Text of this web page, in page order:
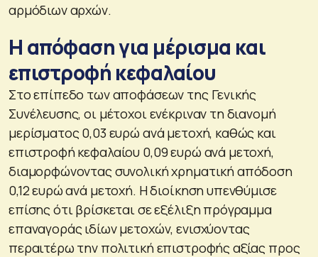
αρμόδιων αρχών.
Η απόφαση για μέρισμα και
επιστροφή κεφαλαίου
Στο επίπεδο των αποφάσεων της Γενικής
Συνέλευσης, οι μέτοχοι ενέκριναν τη διανομή
μερίσματος 0,03 ευρώ ανά μετοχή, καθώς και
επιστροφή κεφαλαίου 0,09 ευρώ ανά μετοχή,
διαμορφώνοντας συνολική χρηματική απόδοση
0,12 ευρώ ανά μετοχή. Η διοίκηση υπενθύμισε
επίσης ότι βρίσκεται σε εξέλιξη πρόγραμμα
επαναγοράς ιδίων μετοχών, ενισχύοντας
περαιτέρω την πολιτική επιστροφής αξίας προς